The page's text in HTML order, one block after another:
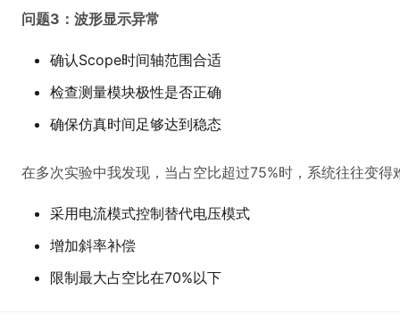
问题3：波形显示异常
确认Scope时间轴范围合适
检查测量模块极性是否正确
确保仿真时间足够达到稳态
在多次实验中我发现，当占空比超过75%时，系统往往变得
采用电流模式控制替代电压模式
增加斜率补偿
限制最大占空比在70%以下